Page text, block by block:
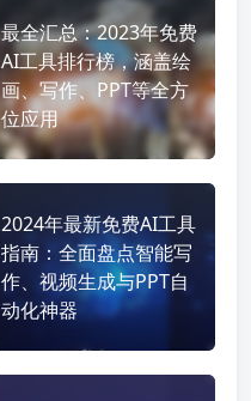
最全汇总：2023年免费
AI工具排行榜，涵盖绘
画、写作、PPT等全方
位应用
2024年最新免费AI工具
指南：全面盘点智能写
作、视频生成与PPT自
动化神器